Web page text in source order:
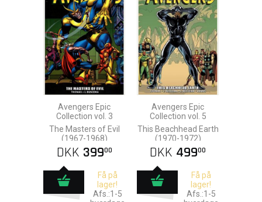
Avengers Epic
Collection vol. 3
The Masters of Evil
(1967-1968)
DKK 39900
Få på
lager!
Afs.:1-5
Avengers Epic
Collection vol. 5
This Beachhead Earth
(1970-1972)
DKK 49900
Få på
lager!
Afs.:1-5